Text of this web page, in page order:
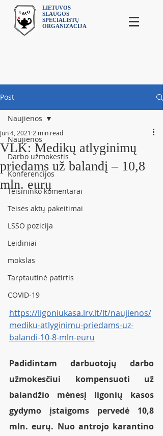
LIETUVOS
SLAUGOS
SPECIALISTŲ
ORGANIZACIJA
Post
Naujienos
Darbo užmokestis
Konferencijos
Teisininko komentarai
Teisės aktų pakeitimai
LSSO pozicija
Leidiniai
mokslas
Tarptautinė patirtis
COVID-19
Naujienos
VLK: Medikų atlyginimų
priedams už balandį – 10,8
mln. eurų
Jun 4, 2021 2 min read
https://ligoniukasa.lrv.lt/lt/naujienos/
mediku-atlyginimu-priedams-uz-
balandi-10-8-mln-euru
Padidintam darbuotojų darbo
užmokesčiui kompensuoti už
balandžio mėnesį ligonių kasos
gydymo įstaigoms pervedė 10,8
mln. eurų. Nuo antrojo karantino